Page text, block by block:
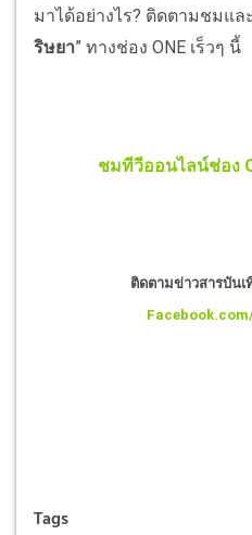
มาได้อย่างไร? ติดตามชมแล
ริษยา” ทางช่อง ONE เร็วๆ นี้
ชมทีวีออนไลน์ช่อง
ติดตามข่าวสารบันเ
Tags